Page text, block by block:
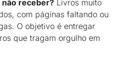
receber? Livros muito
com páginas faltando ou
. O objetivo é entregar
que tragam orgulho em